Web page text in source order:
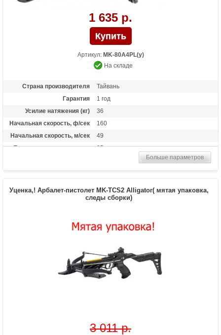
1 635 р.
Артикул: MK-80A4PL(у)
На складе
Страна производителя
Тайвань
Гарантия
1 год
Усилие натяжения (кг)
36
Начальная скорость, ф/сек
160
Начальная скорость, м/сек
49
Прицельная дальность, м
25
Стандарт стрел (дюймы)
6.5
Комплектация
3 алюминиевые стрелы
Назначение
Пластиковая рукоять, Фиберглассовые
Больше параметров
Уценка,! Арбалет-пистолет MK-TCS2 Alligator( мятая упаковка,
следы сборки)
3 011 р.